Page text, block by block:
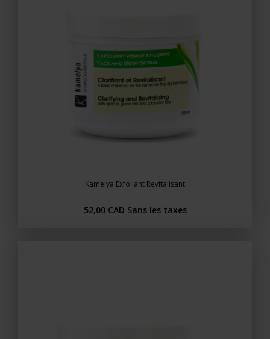
Kamelya Exfoliant Revitalisant
52,00 CAD Sans les taxes